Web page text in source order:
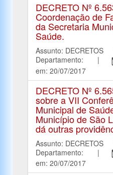
DECRETO Nº
Coordenação de
da Secretaria
Saúde.
Assunto:
Departamento: |
em: 20/07/2017
DECRETO Nº
sobre a VII
Municipal de
Município de São
dá outras
Assunto:
Departamento: |
em: 20/07/2017